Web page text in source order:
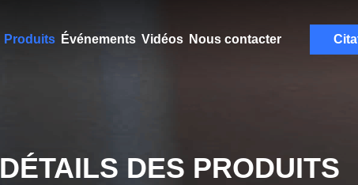
Produits Événements Vidéos Nous contacter
DÉTAILS DES PRODUITS